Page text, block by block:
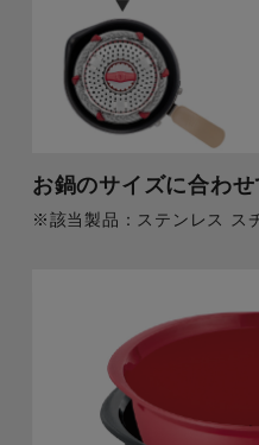
お鍋のサイズに合わ
※該当製品：ステンレス ス